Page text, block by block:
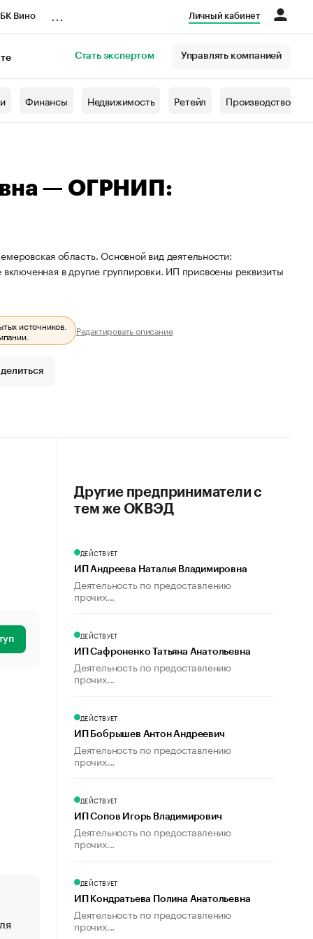
Вино Личный кабинет
Стать экспертом Управлять компанией
Финансы Недвижимость Ретейл Производство
— ОГРНИП:
область. Основной вид деятельности:
в другие группировки. ИП присвоены реквизиты
источников.
Редактировать описание
«От спорта тело стареет иначе». Как живет глава
Другие предприниматели с
тем же ОКВЭД
ДЕЙСТВУЕТ
ИП Андреева Наталья Владимировна
Деятельность по предоставлению
прочих...
ДЕЙСТВУЕТ
ИП Сафроненко Татьяна Анатольевна
Деятельность по предоставлению
прочих...
ДЕЙСТВУЕТ
ИП Бобрышев Антон Андреевич
Деятельность по предоставлению
прочих...
ДЕЙСТВУЕТ
ИП Сопов Игорь Владимирович
Деятельность по предоставлению
прочих...
ДЕЙСТВУЕТ
ИП Кондратьева Полина Анатольевна
Деятельность по предоставлению
прочих...